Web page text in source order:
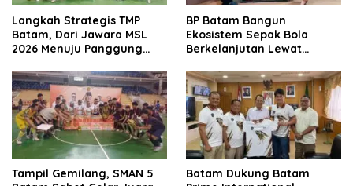
Langkah Strategis TMP
Batam, Dari Jawara MSL
2026 Menuju Panggung
BP Batam Bangun
Ekosistem Sepak Bola
Berkelanjutan Lewat
Tampil Gemilang, SMAN 5
Batam Dukung Batam